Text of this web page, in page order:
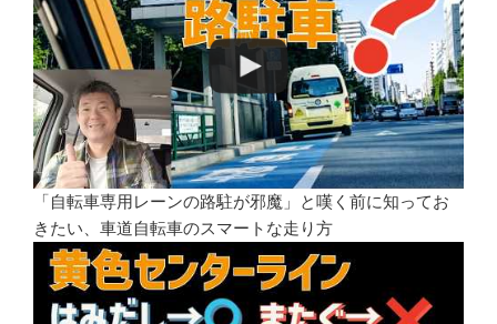
「自転車専用レーンの路駐が邪魔」と嘆く前に知ってお
きたい、車道自転車のスマートな走り方